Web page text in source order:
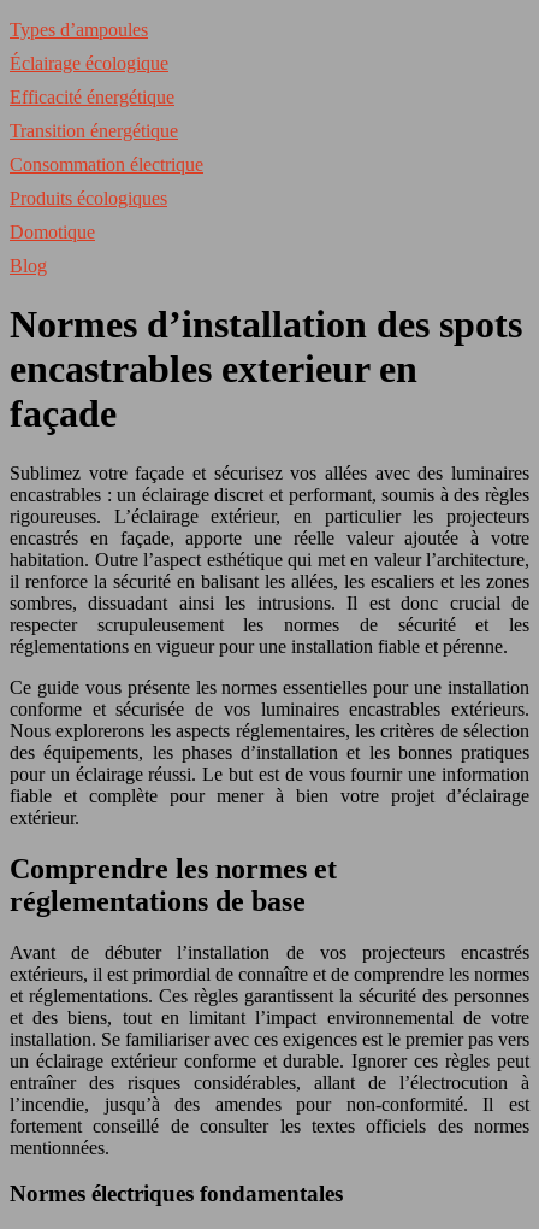
Types d’ampoules
Éclairage écologique
Efficacité énergétique
Transition énergétique
Consommation électrique
Produits écologiques
Domotique
Blog
Normes d’installation des spots
encastrables exterieur en
façade
Sublimez votre façade et sécurisez vos allées avec des luminaires
encastrables : un éclairage discret et performant, soumis à des règles
rigoureuses. L’éclairage extérieur, en particulier les projecteurs
encastrés en façade, apporte une réelle valeur ajoutée à votre
habitation. Outre l’aspect esthétique qui met en valeur l’architecture,
il renforce la sécurité en balisant les allées, les escaliers et les zones
sombres, dissuadant ainsi les intrusions. Il est donc crucial de
respecter scrupuleusement les normes de sécurité et les
réglementations en vigueur pour une installation fiable et pérenne.
Ce guide vous présente les normes essentielles pour une installation
conforme et sécurisée de vos luminaires encastrables extérieurs.
Nous explorerons les aspects réglementaires, les critères de sélection
des équipements, les phases d’installation et les bonnes pratiques
pour un éclairage réussi. Le but est de vous fournir une information
fiable et complète pour mener à bien votre projet d’éclairage
extérieur.
Comprendre les normes et
réglementations de base
Avant de débuter l’installation de vos projecteurs encastrés
extérieurs, il est primordial de connaître et de comprendre les normes
et réglementations. Ces règles garantissent la sécurité des personnes
et des biens, tout en limitant l’impact environnemental de votre
installation. Se familiariser avec ces exigences est le premier pas vers
un éclairage extérieur conforme et durable. Ignorer ces règles peut
entraîner des risques considérables, allant de l’électrocution à
l’incendie, jusqu’à des amendes pour non-conformité. Il est
fortement conseillé de consulter les textes officiels des normes
mentionnées.
Normes électriques fondamentales